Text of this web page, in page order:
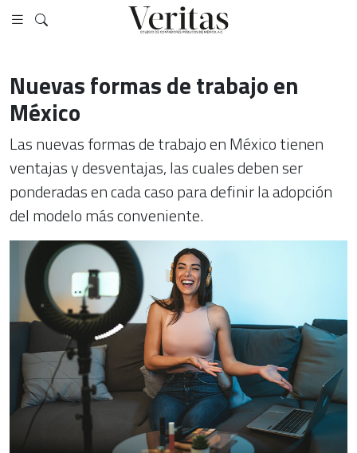
Nuevas formas de trabajo en
México
Las nuevas formas de trabajo en México tienen
ventajas y desventajas, las cuales deben ser
ponderadas en cada caso para definir la adopción
del modelo más conveniente.